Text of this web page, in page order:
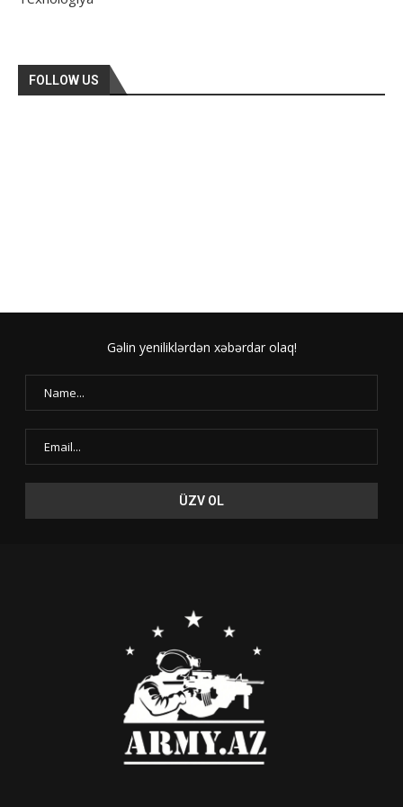
FOLLOW US
Gəlin yeniliklərdən xəbərdar olaq!